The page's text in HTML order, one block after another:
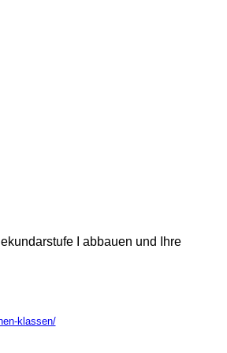
I abbauen und Ihre
klassen/